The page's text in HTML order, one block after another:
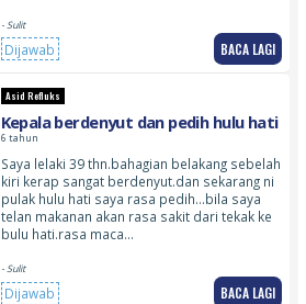
- Sulit
Dijawab BACA LAGI
Asid Refluks
Kepala berdenyut dan pedih hulu hati
6 tahun
Saya lelaki 39 thn.bahagian belakang sebelah
kiri kerap sangat berdenyut.dan sekarang ni
pulak hulu hati saya rasa pedih…bila saya
telan makanan akan rasa sakit dari tekak ke
bulu hati.rasa maca…
- Sulit
Dijawab BACA LAGI